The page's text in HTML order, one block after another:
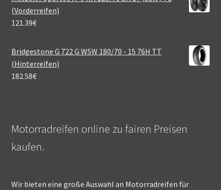
(Vorderreifen)
121.39€
Bridgestone G 722 G WSW 180/70 - 15 76H TT
(Hinterreifen)
182.58€
Motorradreifen online zu fairen Preisen
kaufen.
Wir bieten eine große Auswahl an Motorradreifen für